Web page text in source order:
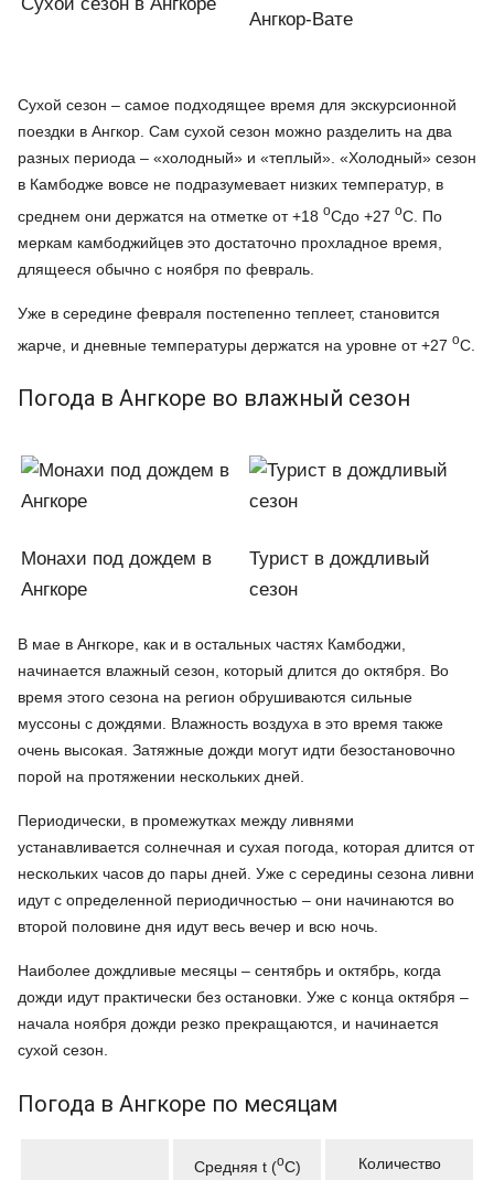
Ангкор-Вате
Сухой сезон – самое подходящее время для экскурсионной
поездки в Ангкор. Сам сухой сезон можно разделить на два
разных периода – «холодный» и «теплый». «Холодный» сезон
в Камбодже вовсе не подразумевает низких температур, в
среднем они держатся на отметке от +18 oCдо +27 oC. По
меркам камбоджийцев это достаточно прохладное время,
длящееся обычно с ноября по февраль.
Уже в середине февраля постепенно теплеет, становится
жарче, и дневные температуры держатся на уровне от +27 oC.
Погода в Ангкоре во влажный сезон
Монахи под дождем в
Ангкоре
Турист в дождливый
сезон
В мае в Ангкоре, как и в остальных частях Камбоджи,
начинается влажный сезон, который длится до октября. Во
время этого сезона на регион обрушиваются сильные
муссоны с дождями. Влажность воздуха в это время также
очень высокая. Затяжные дожди могут идти безостановочно
порой на протяжении нескольких дней.
Периодически, в промежутках между ливнями
устанавливается солнечная и сухая погода, которая длится от
нескольких часов до пары дней. Уже с середины сезона ливни
идут с определенной периодичностью – они начинаются во
второй половине дня идут весь вечер и всю ночь.
Наиболее дождливые месяцы – сентябрь и октябрь, когда
дожди идут практически без остановки. Уже с конца октября –
начала ноября дожди резко прекращаются, и начинается
сухой сезон.
Погода в Ангкоре по месяцам
Средняя t (oC)
Количество